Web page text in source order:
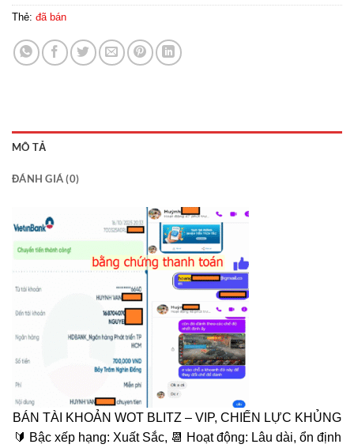
Thẻ: đã bán
MÔ TẢ
ĐÁNH GIÁ (0)
BÁN TÀI KHOẢN WOT BLITZ – VIP, CHIẾN LỰC KHỦNG
🔰 Bậc xếp hạng: Xuất Sắc, 📆 Hoạt động: Lâu dài, ổn định